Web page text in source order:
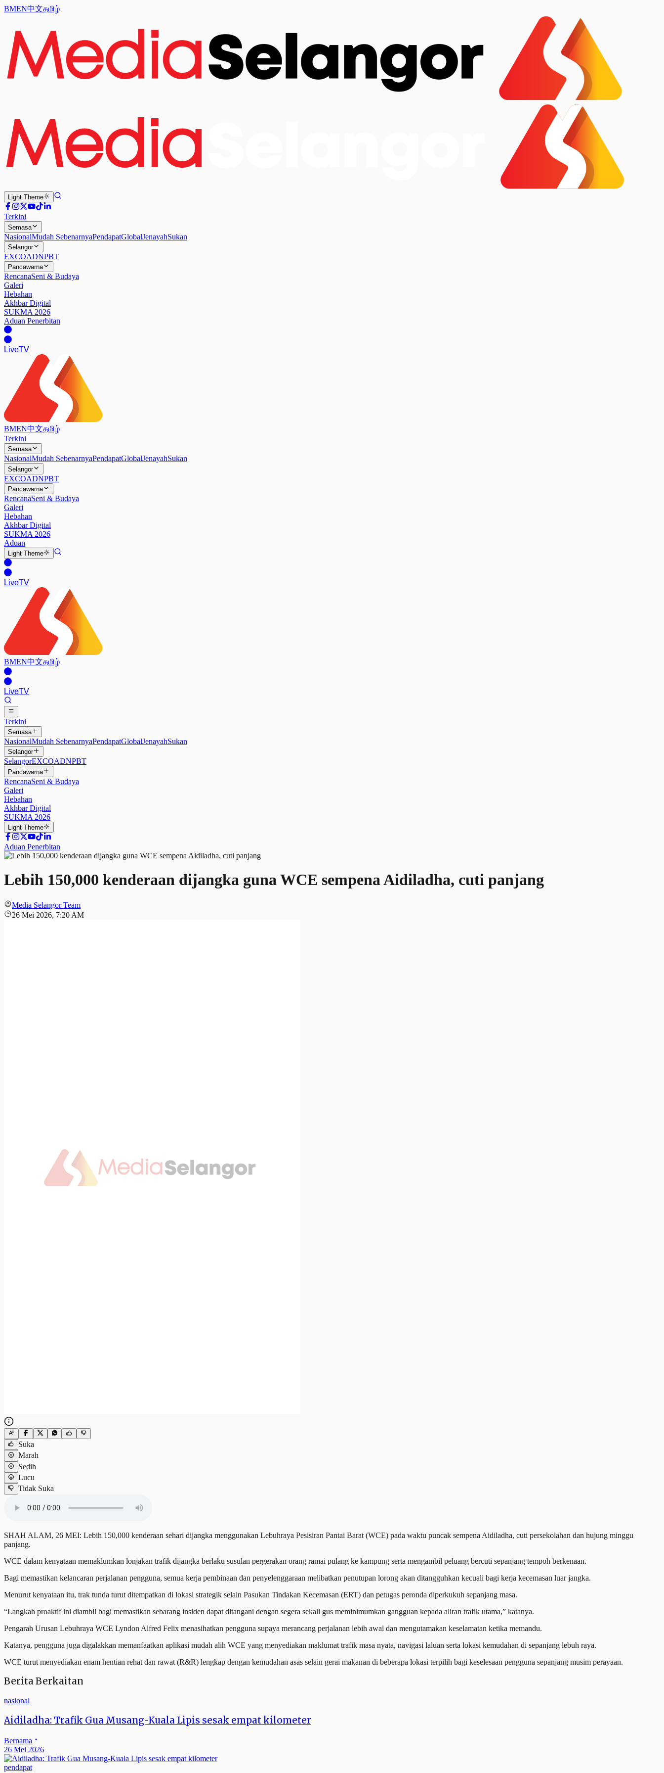
BMEN中文தமிழ்
Light Theme
Terkini
Semasa
NasionalMudah SebenarnyaPendapatGlobalJenayahSukan
Selangor
EXCOADNPBT
Pancawarna
RencanaSeni & Budaya
Galeri
Hebahan
Akhbar Digital
SUKMA 2026
Aduan Penerbitan
LiveTV
BMEN中文தமிழ்
Terkini
Semasa
NasionalMudah SebenarnyaPendapatGlobalJenayahSukan
Selangor
EXCOADNPBT
Pancawarna
RencanaSeni & Budaya
Galeri
Hebahan
Akhbar Digital
SUKMA 2026
Aduan
Light Theme
LiveTV
BMEN中文தமிழ்
LiveTV
Terkini
Semasa
NasionalMudah SebenarnyaPendapatGlobalJenayahSukan
Selangor
SelangorEXCOADNPBT
Pancawarna
RencanaSeni & Budaya
Galeri
Hebahan
Akhbar Digital
SUKMA 2026
Light Theme
Aduan Penerbitan
Lebih 150,000 kenderaan dijangka guna WCE sempena Aidiladha, cuti panjang
Media Selangor Team
26 Mei 2026, 7:20 AM
Suka
Marah
Sedih
Lucu
Tidak Suka
SHAH ALAM, 26 MEI: Lebih 150,000 kenderaan sehari dijangka menggunakan Lebuhraya Pesisiran Pantai Barat (WCE) pada waktu puncak sempena Aidiladha, cuti persekolahan dan hujung minggu
panjang.
WCE dalam kenyataan memaklumkan lonjakan trafik dijangka berlaku susulan pergerakan orang ramai pulang ke kampung serta mengambil peluang bercuti sepanjang tempoh berkenaan.
Bagi memastikan kelancaran perjalanan pengguna, semua kerja pembinaan dan penyelenggaraan melibatkan penutupan lorong akan ditangguhkan kecuali bagi kerja kecemasan luar jangka.
Menurut kenyataan itu, trak tunda turut ditempatkan di lokasi strategik selain Pasukan Tindakan Kecemasan (ERT) dan petugas peronda diperkukuh sepanjang masa.
“Langkah proaktif ini diambil bagi memastikan sebarang insiden dapat ditangani dengan segera sekali gus meminimumkan gangguan kepada aliran trafik utama,” katanya.
Pengarah Urusan Lebuhraya WCE Lyndon Alfred Felix menasihatkan pengguna supaya merancang perjalanan lebih awal dan mengutamakan keselamatan ketika memandu.
Katanya, pengguna juga digalakkan memanfaatkan aplikasi mudah alih WCE yang menyediakan maklumat trafik masa nyata, navigasi laluan serta lokasi kemudahan di sepanjang lebuh raya.
WCE turut menyediakan enam hentian rehat dan rawat (R&R) lengkap dengan kemudahan asas selain gerai makanan di beberapa lokasi terpilih bagi keselesaan pengguna sepanjang musim perayaan.
Berita Berkaitan
nasional
Aidiladha: Trafik Gua Musang-Kuala Lipis sesak empat kilometer
Bernama
26 Mei 2026
pendapat